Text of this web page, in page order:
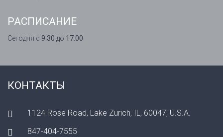
РАСПИСАНИЕ
Сегодня с 9:30 до 17:00
КОНТАКТЫ
1124 Rose Road, Lake Zurich, IL, 60047, U.S.A.
847-404-7555